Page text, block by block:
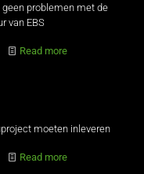
problemen met de
van EBS
Read more
moeten inleveren
Read more